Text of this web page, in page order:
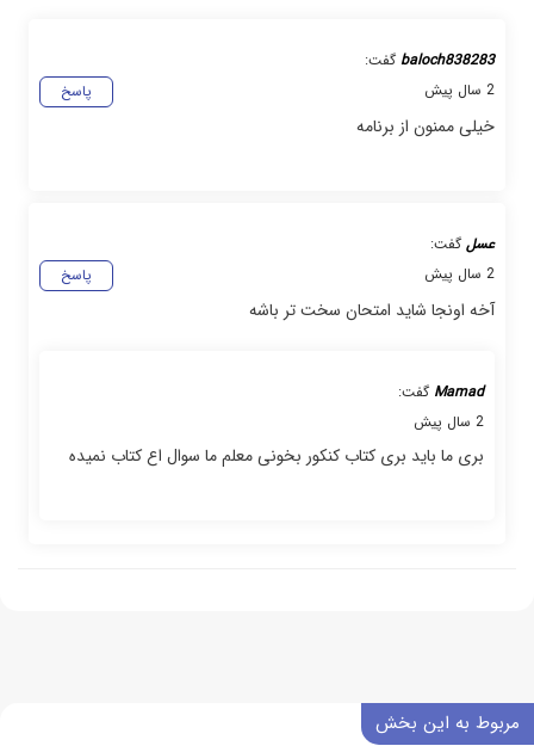
baloch838283 گفت:
پاسخ
2 سال پیش
خیلی ممنون از برنامه
عسل گفت:
پاسخ
2 سال پیش
آخه اونجا شاید امتحان سخت تر باشه
Mamad گفت:
2 سال پیش
بری ما باید بری کتاب کنکور بخونی معلم ما سوال اع کتاب نمیده
مربوط به این بخش